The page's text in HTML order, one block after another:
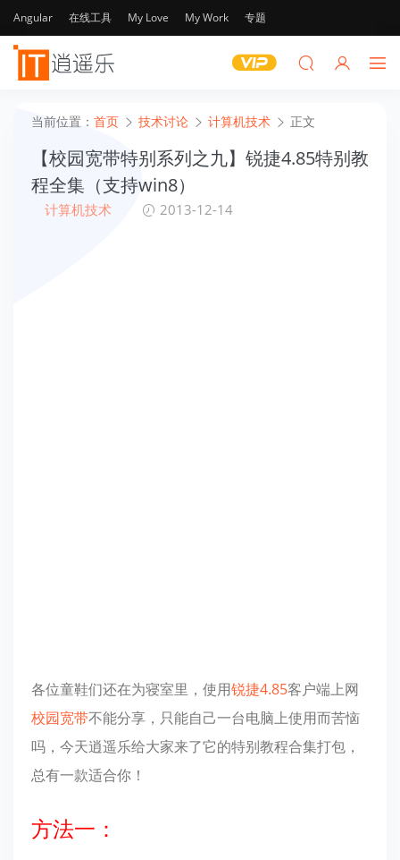
Angular 在线工具 My Love My Work 专题
当前位置： 首页 技术讨论 计算机技术 正文
【校园宽带特别系列之九】锐捷4.85特别教
程全集（支持win8）
计算机技术 2013-12-14
各位童鞋们还在为寝室里，使用锐捷4.85客户端上网
校园宽带不能分享，只能自己一台电脑上使用而苦恼
吗，今天逍遥乐给大家来了它的特别教程合集打包，
总有一款适合你！
方法一：